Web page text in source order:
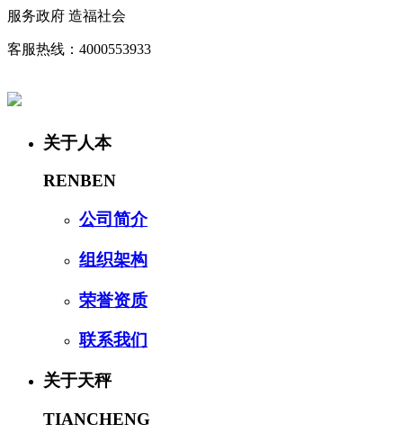
服务政府 造福社会
客服热线：4000553933
关于人本
RENBEN
公司简介
组织架构
荣誉资质
联系我们
关于天秤
TIANCHENG